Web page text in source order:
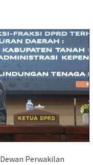
Dewan Perwakilan